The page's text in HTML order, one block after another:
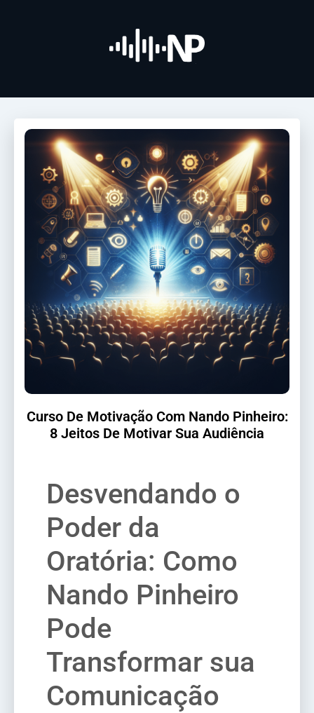
Curso De Motivação Com Nando Pinheiro:
8 Jeitos De Motivar Sua Audiência
Desvendando o
Poder da
Oratória: Como
Nando Pinheiro
Pode
Transformar sua
Comunicação